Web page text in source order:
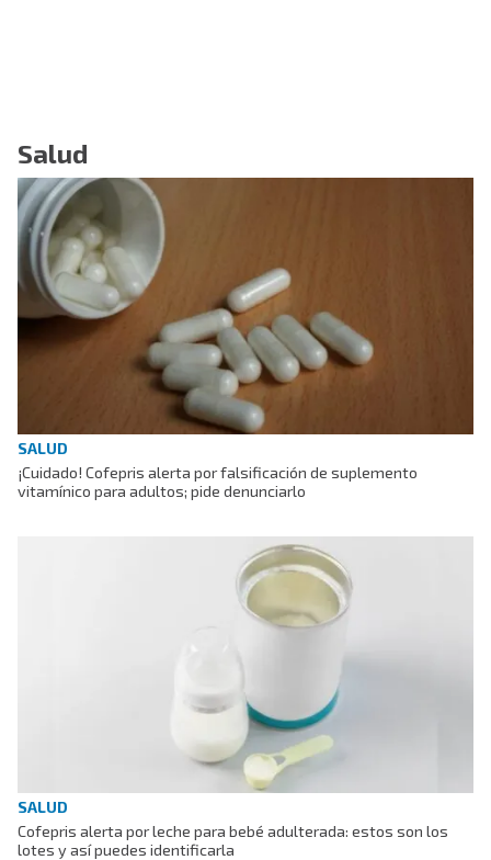
Salud
SALUD
¡Cuidado! Cofepris alerta por falsificación de suplemento
vitamínico para adultos; pide denunciarlo
SALUD
Cofepris alerta por leche para bebé adulterada: estos son los
lotes y así puedes identificarla